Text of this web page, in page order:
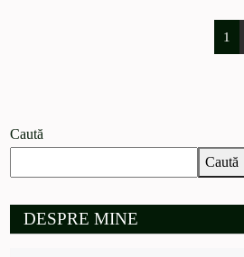
1
Caută
Caută
DESPRE MINE